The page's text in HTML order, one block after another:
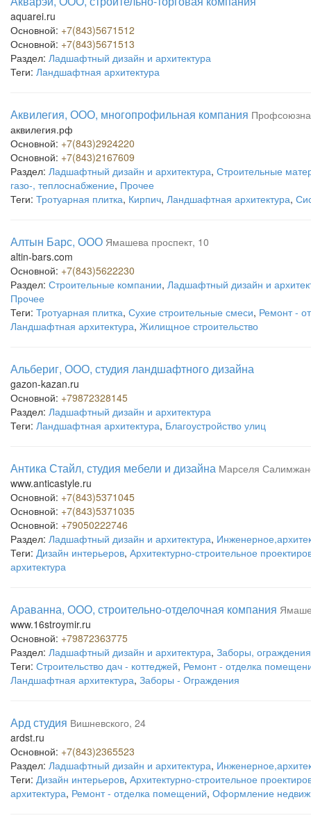
aquarei.ru
Основной: +7(843)5671512
Основной: +7(843)5671513
Раздел: Ладшафтный дизайн и архитектура
Теги: Ландшафтная архитектура
Аквилегия, ООО, многопрофильная компания
аквилегия.рф
Основной: +7(843)2924220
Основной: +7(843)2167609
Раздел: Ладшафтный дизайн и архитектура, Строительные
газо-, теплоснабжение, Прочее
Теги: Тротуарная плитка, Кирпич, Ландшафтная архитектура,
Алтын Барс, ООО Ямашева проспект, 10
altin-bars.com
Основной: +7(843)5622230
Раздел: Строительные компании, Ладшафтный дизайн и
Прочее
Теги: Тротуарная плитка, Сухие строительные смеси, Ремонт -
Ландшафтная архитектура, Жилищное строительство
Альбериг, ООО, студия ландшафтного дизайна
gazon-kazan.ru
Основной: +79872328145
Раздел: Ладшафтный дизайн и архитектура
Теги: Ландшафтная архитектура, Благоустройство улиц
Антика Стайл, студия мебели и дизайна Марселя
www.anticastyle.ru
Основной: +7(843)5371045
Основной: +7(843)5371035
Основной: +79050222746
Раздел: Ладшафтный дизайн и архитектура,
Теги: Дизайн интерьеров, Архитектурно-строительное
архитектура
Араванна, ООО, строительно-отделочная компания
www.16stroymir.ru
Основной: +79872363775
Раздел: Ладшафтный дизайн и архитектура, Заборы,
Теги: Строительство дач - коттеджей, Ремонт - отделка
Ландшафтная архитектура, Заборы - Ограждения
Ард студия Вишневского, 24
ardst.ru
Основной: +7(843)2365523
Раздел: Ладшафтный дизайн и архитектура,
Теги: Дизайн интерьеров, Архитектурно-строительное
архитектура, Ремонт - отделка помещений, Оформление